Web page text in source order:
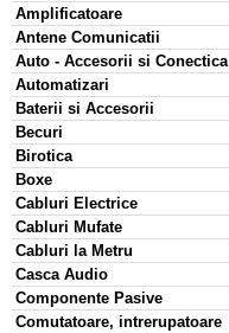
Amplificatoare
Antene Comunicatii
Auto - Accesorii si Conectica
Automatizari
Baterii si Accesorii
Becuri
Birotica
Boxe
Cabluri Electrice
Cabluri Mufate
Cabluri la Metru
Casca Audio
Componente Pasive
Comutatoare, intrerupatoare